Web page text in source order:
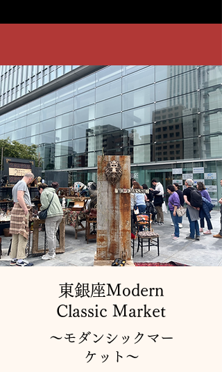
​東銀座Modern
Classic Market
〜​モダンシックマー
ケット〜